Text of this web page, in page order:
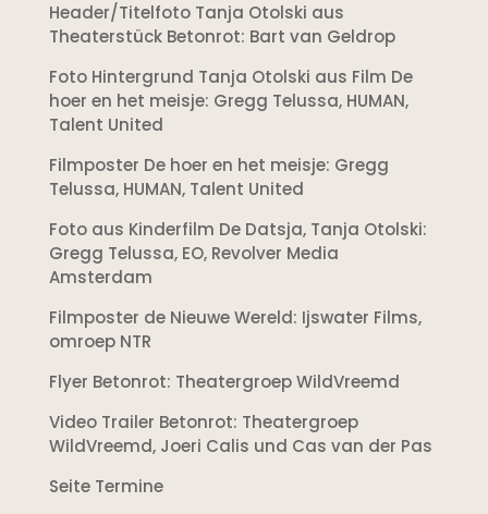
Header/Titelfoto Tanja Otolski aus
Theaterstück Betonrot: Bart van Geldrop
Foto Hintergrund Tanja Otolski aus Film De
hoer en het meisje: Gregg Telussa, HUMAN,
Talent United
Filmposter De hoer en het meisje: Gregg
Telussa, HUMAN, Talent United
Foto aus Kinderfilm De Datsja, Tanja Otolski:
Gregg Telussa, EO, Revolver Media
Amsterdam
Filmposter de Nieuwe Wereld: Ijswater Films,
omroep NTR
Flyer Betonrot: Theatergroep WildVreemd
Video Trailer Betonrot: Theatergroep
WildVreemd, Joeri Calis und Cas van der Pas
Seite Termine